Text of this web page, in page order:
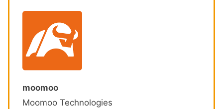
moomoo
Moomoo Technologies